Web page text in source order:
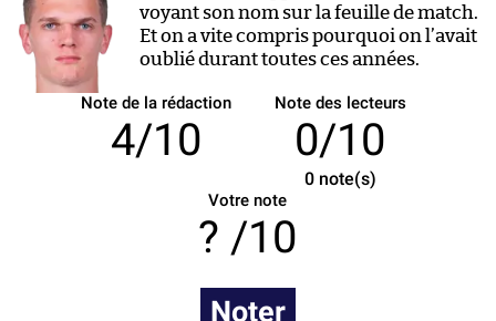
voyant son nom sur la feuille de match.
Et on a vite compris pourquoi on l’avait
oublié durant toutes ces années.
Note de la rédaction
4/10
Note des lecteurs
0/10
0note(s)
Votre note
/10
Noter